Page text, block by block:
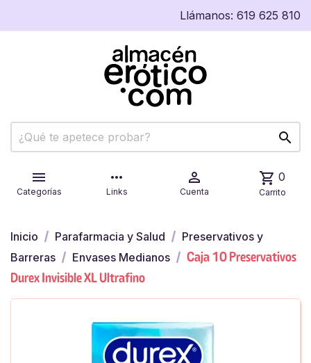
Llámanos: 619 625 810


Categorías
more_horiz
Links

Cuenta
shopping_cart 0
Carrito
Inicio Parafarmacia y Salud
Preservativos y
Barreras
Envases Medianos
Caja 10 Preservativos
Durex Invisible XL Ultrafino